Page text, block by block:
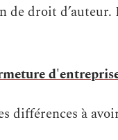
de droit
différences à